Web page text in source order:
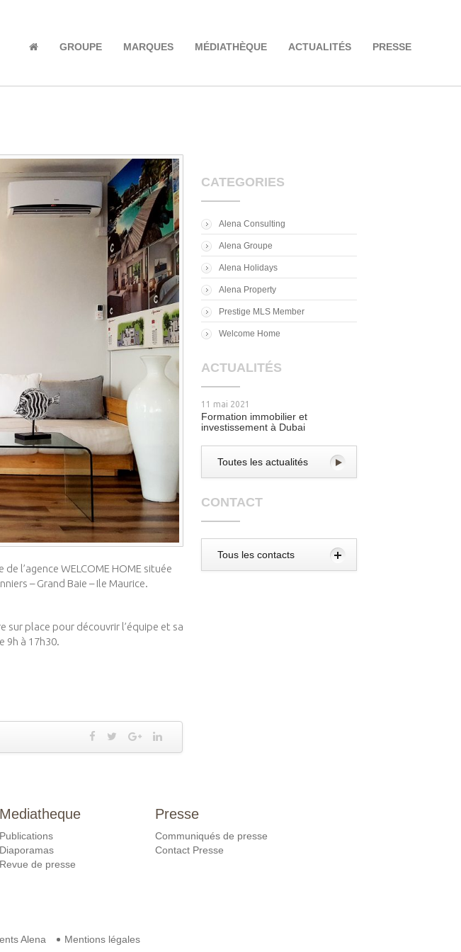
GROUPE MARQUES MÉDIATHÈQUE ACTUALITÉS PRESSE
l’agence WELCOME HOME située
– Grand Baie – Ile Maurice.
sur place pour découvrir l’équipe et sa
9h à 17h30.
CATEGORIES
Alena Consulting
Alena Groupe
Alena Holidays
Alena Property
Prestige MLS Member
Welcome Home
ACTUALITÉS
11 mai 2021
Formation immobilier et
investissement à Dubai
Toutes les actualités
CONTACT
Tous les contacts
Mediatheque
Publications
Diaporamas
Revue de presse
Presse
Communiqués de presse
Contact Presse
Alena Mentions légales